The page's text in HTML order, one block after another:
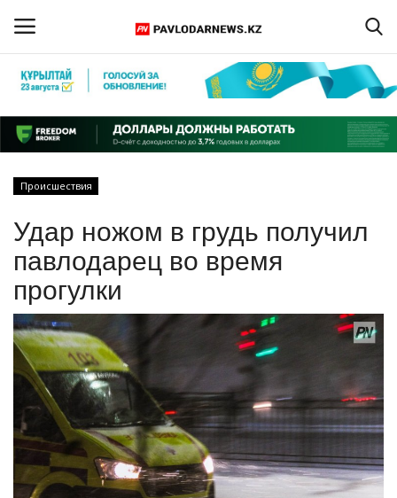
Регистрация
Главная
ПАВЛОДАРСКАЯ ОБЛАСТЬ
КАЗАХСТАН
МИР
СПЕЦПРОЕКТЫ
СПОРТ
Чек-лист
Происшествия
Удар ножом в грудь получил
павлодарец во время
прогулки